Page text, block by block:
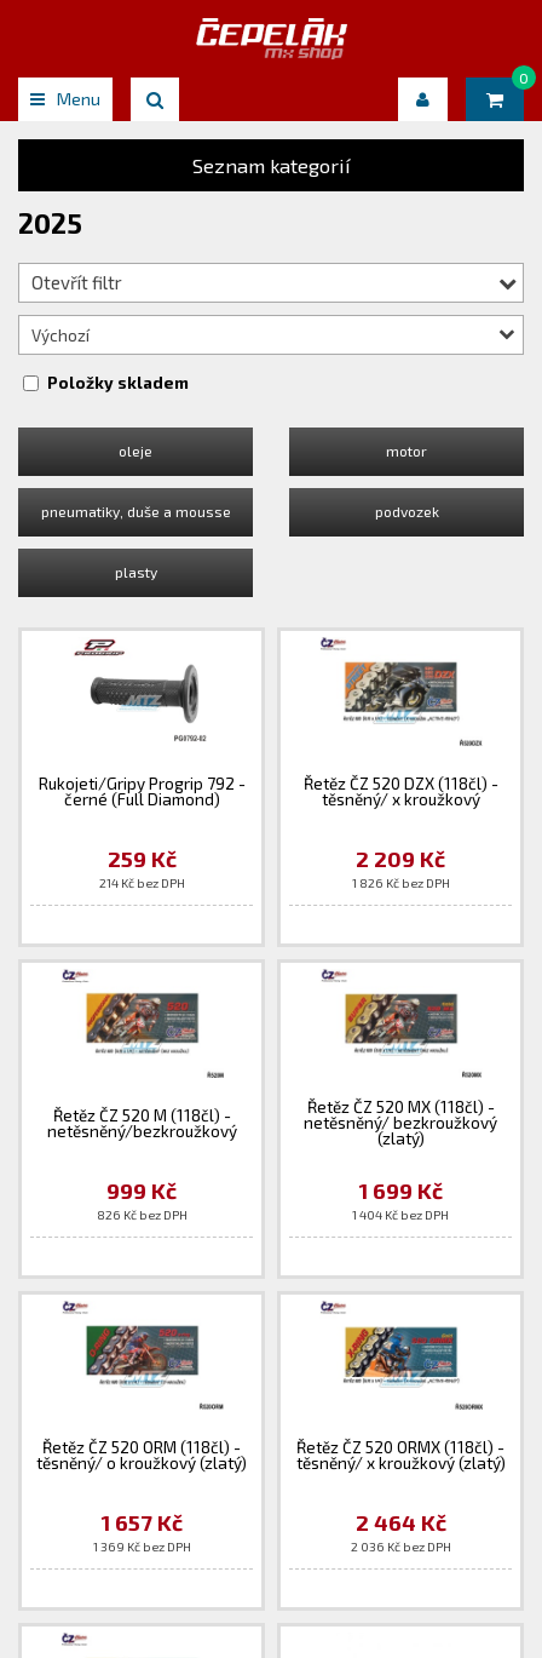
Menu
0
Seznam kategorií
2025
Otevřít filtr
Výchozí
Položky skladem
oleje motor
pneumatiky, duše a mousse podvozek
plasty
Rukojeti/Gripy Progrip 792 -
černé (Full Diamond)
259 Kč
214 Kč bez DPH
Řetěz ČZ 520 DZX (118čl) -
těsněný/ x kroužkový
2 209 Kč
1 826 Kč bez DPH
Řetěz ČZ 520 M (118čl) -
netěsněný/bezkroužkový
999 Kč
826 Kč bez DPH
Řetěz ČZ 520 MX (118čl) -
netěsněný/ bezkroužkový
(zlatý)
1 699 Kč
1 404 Kč bez DPH
Řetěz ČZ 520 ORM (118čl) -
těsněný/ o kroužkový (zlatý)
1 657 Kč
1 369 Kč bez DPH
Řetěz ČZ 520 ORMX (118čl) -
těsněný/ x kroužkový (zlatý)
2 464 Kč
2 036 Kč bez DPH